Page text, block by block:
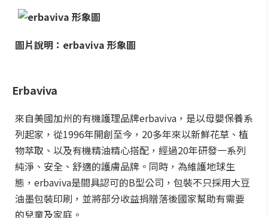
圖片說明：erbaviva 形象圖
Erbaviva
來自美國加州的有機護理品牌erbaviva，是以母嬰保養系
列起家，從1996年開創至今，20多年來以新鮮花草、植
物萃取、以及有機精油精心搭配，經過20年研發一系列
純淨、安全、舒適的護膚品牌。同時，為維護地球生
態，erbaviva是間具認可的B型公司，包裝不只採用大豆
油墨包裝印刷，並將部分收益捐贈落後國家幫助有需要
的兒童及家庭。